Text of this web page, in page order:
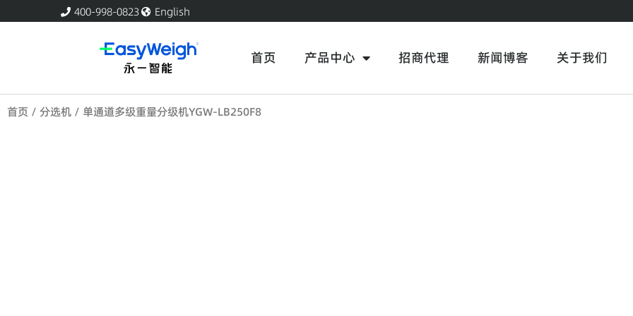
400-998-0823 English
首页 产品中心 招商代理 新闻博客 关于我们
首页 / 分选机 / 单通道多级重量分级机YGW-LB250F8